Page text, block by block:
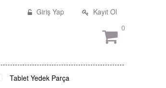
Giriş Yap
Kayıt Ol
0
Tablet Yedek Parça